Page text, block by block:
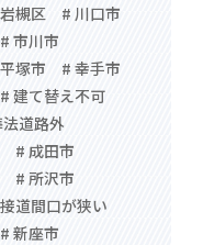
槻区
# 川口市
# 市川市
塚市
# 幸手市
# 建て替え不可
道路外
# 成田市
# 所沢市
道間口が狭い
# 新座市